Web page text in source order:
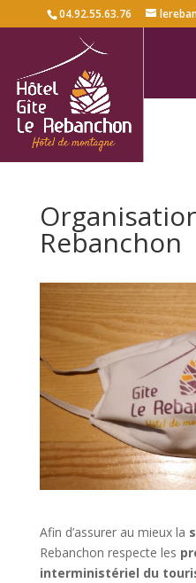
04.92.55.63.76
Rebanchon
Afin d’assurer au mieux la
Rebanchon respecte les
interministériel du